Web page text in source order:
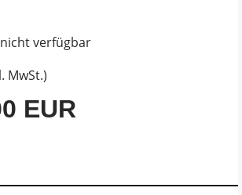
verfügbar
MwSt.)
EUR